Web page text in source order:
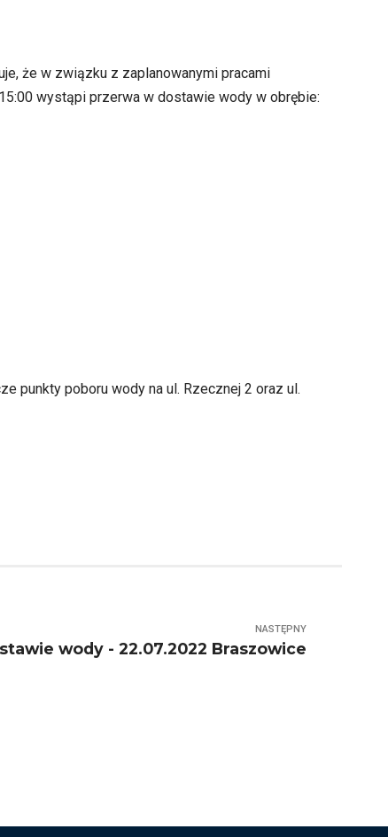
że w związku z zaplanowanymi pracami
wystąpi przerwa w dostawie wody w obrębie:
punkty poboru wody na ul. Rzecznej 2 oraz ul.
NASTĘPNY
wody - 22.07.2022 Braszowice